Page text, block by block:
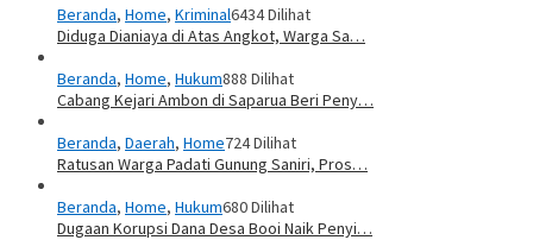
Beranda, Home, Kriminal6434 Dilihat
Diduga Dianiaya di Atas Angkot, Warga Sa…
Beranda, Home, Hukum888 Dilihat
Cabang Kejari Ambon di Saparua Beri Peny…
Beranda, Daerah, Home724 Dilihat
Ratusan Warga Padati Gunung Saniri, Pros…
Beranda, Home, Hukum680 Dilihat
Dugaan Korupsi Dana Desa Booi Naik Penyi…